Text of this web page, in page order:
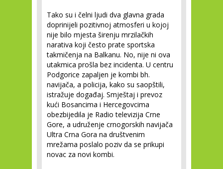
Tako su i čelni ljudi dva glavna grada
doprinijeli pozitivnoj atmosferi u kojoj
nije bilo mjesta širenju mrzilačkih
narativa koji često prate sportska
takmičenja na Balkanu. No, nije ni ova
utakmica prošla bez incidenta. U centru
Podgorice zapaljen je kombi bh.
navijača, a policija, kako su saopštili,
istražuje događaj. Smještaj i prevoz
kući Bosancima i Hercegovcima
obezbijedila je Radio televizija Crne
Gore, a udruženje crnogorskih navijača
Ultra Crna Gora na društvenim
mrežama poslalo poziv da se prikupi
novac za novi kombi.